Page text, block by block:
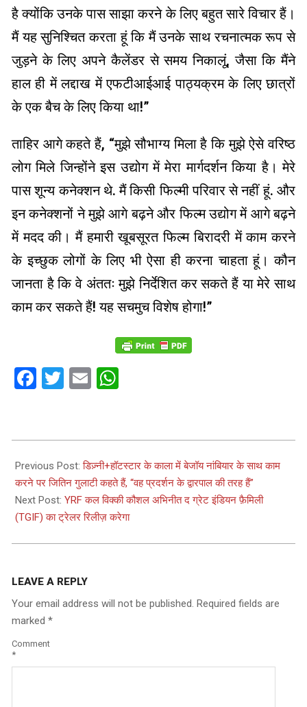
है क्योंकि उनके पास साझा करने के लिए बहुत सारे विचार हैं।
मैं यह सुनिश्चित करता हूं कि मैं उनके साथ रचनात्मक रूप से
जुड़ने के लिए अपने कैलेंडर से समय निकालूं, जैसा कि मैंने
हाल ही में लद्दाख में एफटीआईआई पाठ्यक्रम के लिए छात्रों
के एक बैच के लिए किया था!”
ताहिर आगे कहते हैं, “मुझे सौभाग्य मिला है कि मुझे ऐसे वरिष्ठ
लोग मिले जिन्होंने इस उद्योग में मेरा मार्गदर्शन किया है। मेरे
पास शून्य कनेक्शन थे. मैं किसी फिल्मी परिवार से नहीं हूं. और
इन कनेक्शनों ने मुझे आगे बढ़ने और फिल्म उद्योग में आगे बढ़ने
में मदद की। मैं हमारी खूबसूरत फिल्म बिरादरी में काम करने
के इच्छुक लोगों के लिए भी ऐसा ही करना चाहता हूं। कौन
जानता है कि वे अंततः मुझे निर्देशित कर सकते हैं या मेरे साथ
काम कर सकते हैं! यह सचमुच विशेष होगा!”
Facebook
Twitter
Email
09-
11
Previous Post:डिज़्नी+हॉटस्टार के काला में बेजॉय नांबियार के साथ काम
करने पर जितिन गुलाटी कहते हैं, “वह प्रदर्शन के द्वारपाल की तरह हैं”
Next Post: YRF कल विक्की कौशल अभिनीत द ग्रेट इंडियन फ़ैमिली
(TGIF) का ट्रेलर रिलीज़ करेगा
LEAVE A REPLY
Your email address will not be published. Required fields are
marked *
Comment
*